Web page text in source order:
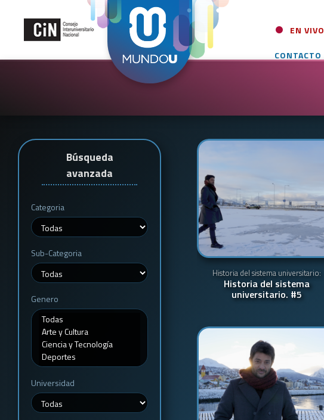
EN VIVO
CONTACTO
Historia del sistema universitario:
Historia del sistema
universitario. #5
Búsqueda
avanzada
Categoria
Sub-Categoria
Genero
Universidad